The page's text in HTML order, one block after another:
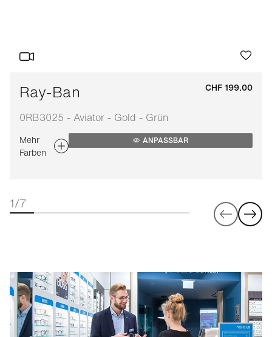
Ray-Ban
0RB3025 - Aviator - Gold - Grün
CHF 199.00
Mehr
Farben
ANPASSBAR
1/7